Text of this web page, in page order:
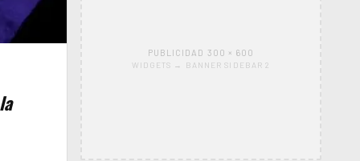
PUBLICIDAD 300 × 600
WIDGETS → BANNER SIDEBAR 2